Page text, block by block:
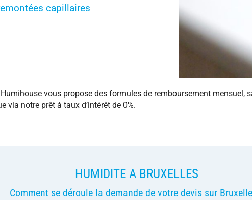
capillaires
vous propose des formules de remboursement
via notre prêt à taux d’intérêt de 0%.
HUMIDITE A BRUXELLES
Comment se déroule la demande de votre devis sur